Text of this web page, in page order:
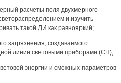
расчеты поля двухмерного
и изучить
такой ДИ как равнояркий;
загрязнения, создаваемого
линии световыми приборами (СП);
энергии и смежных параметров